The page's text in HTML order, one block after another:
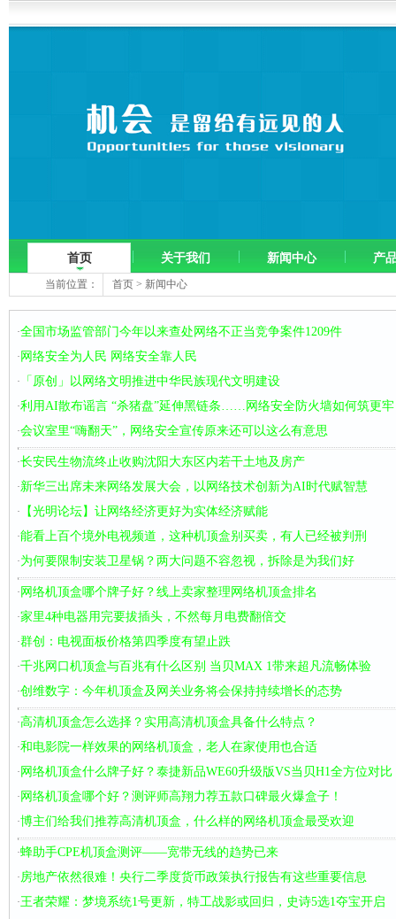
首页 关于我们 新闻中心 产
当前位置： 首页 > 新闻中心
·全国市场监管部门今年以来查处网络不正当竞争案件1209件
· 网络安全为人民 网络安全靠人民
· 「原创」以网络文明推进中华民族现代文明建设
·利用AI散布谣言 “杀猪盘”延伸黑链条……网络安全防火墙如何筑更
·会议室里“嗨翻天”，网络安全宣传原来还可以这么有意思
·长安民生物流终止收购沈阳大东区内若干土地及房产
·新华三出席未来网络发展大会，以网络技术创新为AI时代赋智慧
· 【光明论坛】让网络经济更好为实体经济赋能
·能看上百个境外电视频道，这种机顶盒别买卖，有人已经被判刑
·为何要限制安装卫星锅？两大问题不容忽视，拆除是为我们好
· 网络机顶盒哪个牌子好？线上卖家整理网络机顶盒排名
·家里4种电器用完要拔插头，不然每月电费翻倍交
·群创：电视面板价格第四季度有望止跌
·千兆网口机顶盒与百兆有什么区别 当贝MAX 1带来超凡流畅体验
·创维数字：今年机顶盒及网关业务将会保持持续增长的态势
·高清机顶盒怎么选择？实用高清机顶盒具备什么特点？
·和电影院一样效果的网络机顶盒，老人在家使用也合适
· 网络机顶盒什么牌子好？泰捷新品WE60升级版VS当贝H1全方位对比
· 网络机顶盒哪个好？测评师高翔力荐五款口碑最火爆盒子！
·博主们给我们推荐高清机顶盒，什么样的网络机顶盒最受欢迎
·蜂助手CPE机顶盒测评——宽带无线的趋势已来
·房地产依然很难！央行二季度货币政策执行报告有这些重要信息
·王者荣耀：梦境系统1号更新，特工战影或回归，史诗5选1夺宝开启